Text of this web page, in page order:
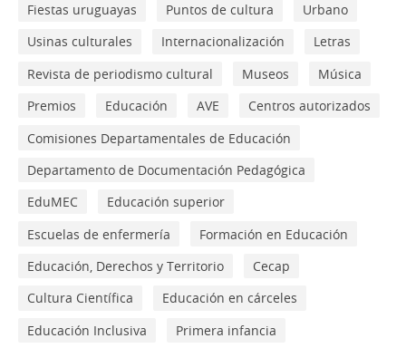
Fiestas uruguayas
Puntos de cultura
Urbano
Usinas culturales
Internacionalización
Letras
Revista de periodismo cultural
Museos
Música
Premios
Educación AVE
Centros autorizados
Comisiones Departamentales de Educación
Departamento de Documentación Pedagógica
EduMEC
Educación superior
Escuelas de enfermería
Formación en Educación
Educación, Derechos y Territorio
Cecap
Cultura Científica
Educación en cárceles
Educación Inclusiva
Primera infancia